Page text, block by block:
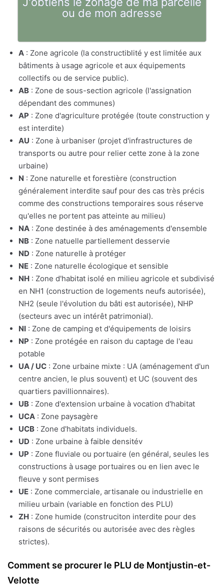
ou de mon adresse
A : Zone agricole (la constructiblité y est limitée aux
bâtiments à usage agricole et aux équipements
collectifs ou de service public).
AB : Zone de sous-section agricole (l'assignation
dépendant des communes)
AP : Zone d'agriculture protégée (toute construction y
est interdite)
AU : Zone à urbaniser (projet d'infrastructures de
transports ou autre pour relier cette zone à la zone
urbaine)
N : Zone naturelle et forestière (construction
généralement interdite sauf pour des cas très précis
comme des constructions temporaires sous réserve
qu'elles ne portent pas atteinte au milieu)
NA : Zone destinée à des aménagements d'ensemble
NB : Zone natuelle partiellement desservie
ND : Zone naturelle à protéger
NE : Zone naturelle écologique et sensible
NH : Zone d'habitat isolé en milieu agricole et subdivisé
en NH1 (construction de logements neufs autorisée),
NH2 (seule l'évolution du bâti est autorisée), NHP
(secteurs avec un intérêt patrimonial).
NI : Zone de camping et d'équipements de loisirs
NP : Zone protégée en raison du captage de l'eau
potable
UA / UC : Zone urbaine mixte : UA (aménagement d'un
centre ancien, le plus souvent) et UC (souvent des
quartiers pavillionnaires).
UB : Zone d'extension urbaine à vocation d'habitat
UCA : Zone paysagère
UCB : Zone d'habitats individuels.
UD : Zone urbaine à faible densitév
UP : Zone fluviale ou portuaire (en général, seules les
constructions à usage portuaires ou en lien avec le
fleuve y sont permises
UE : Zone commerciale, artisanale ou industrielle en
milieu urbain (variable en fonction des PLU)
ZH : Zone humide (construciton interdite pour des
raisons de sécurités ou autorisée avec des règles
strictes).
Comment se procurer le PLU de Montjustin-et-
Velotte